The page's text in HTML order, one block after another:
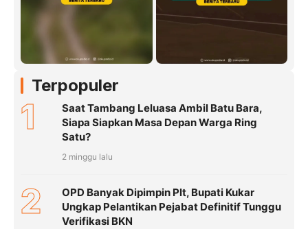
Terpopuler
1
Saat Tambang Leluasa Ambil Batu Bara,
Siapa Siapkan Masa Depan Warga Ring
Satu?
2 minggu lalu
2
OPD Banyak Dipimpin Plt, Bupati Kukar
Ungkap Pelantikan Pejabat Definitif Tunggu
Verifikasi BKN